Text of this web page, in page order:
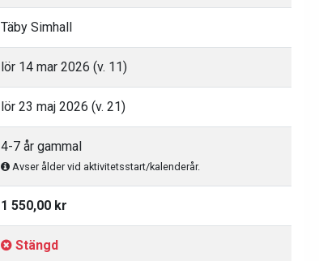
Täby Simhall
lör 14 mar 2026 (v. 11)
lör 23 maj 2026 (v. 21)
4-7 år gammal
Avser ålder vid aktivitetsstart/kalenderår.
1 550,00 kr
Stängd